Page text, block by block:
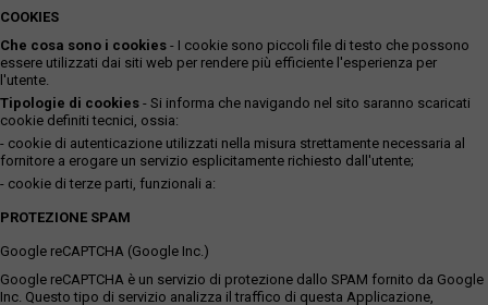
COOKIES
Che cosa sono i cookies - I cookie sono piccoli file di testo che possono
essere utilizzati dai siti web per rendere più efficiente l'esperienza per
l'utente.
Tipologie di cookies - Si informa che navigando nel sito saranno scaricati
cookie definiti tecnici, ossia:
- cookie di autenticazione utilizzati nella misura strettamente necessaria al
fornitore a erogare un servizio esplicitamente richiesto dall'utente;
- cookie di terze parti, funzionali a:
PROTEZIONE SPAM
Google reCAPTCHA (Google Inc.)
Google reCAPTCHA è un servizio di protezione dallo SPAM fornito da Google
Inc. Questo tipo di servizio analizza il traffico di questa Applicazione,